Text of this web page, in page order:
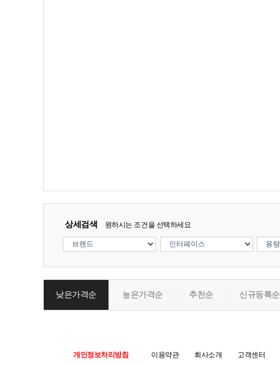
상세검색 원하시는 조건을 선택하세요
낮은가격순 높은가격순 추천순 신규등록순
개인정보처리방침 이용약관 회사소개 고객센터